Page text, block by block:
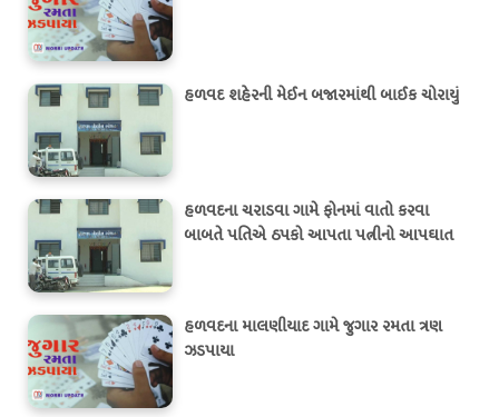
હળવદ શહેરની મેઈન બજારમાંથી બાઈક ચોરાયું
હળવદના ચરાડવા ગામે ફોનમાં વાતો કરવા
બાબતે પતિએ ઠપકો આપતા પત્નીનો આપઘાત
હળવદના માલણીયાદ ગામે જુગાર રમતા ત્રણ
ઝડપાયા